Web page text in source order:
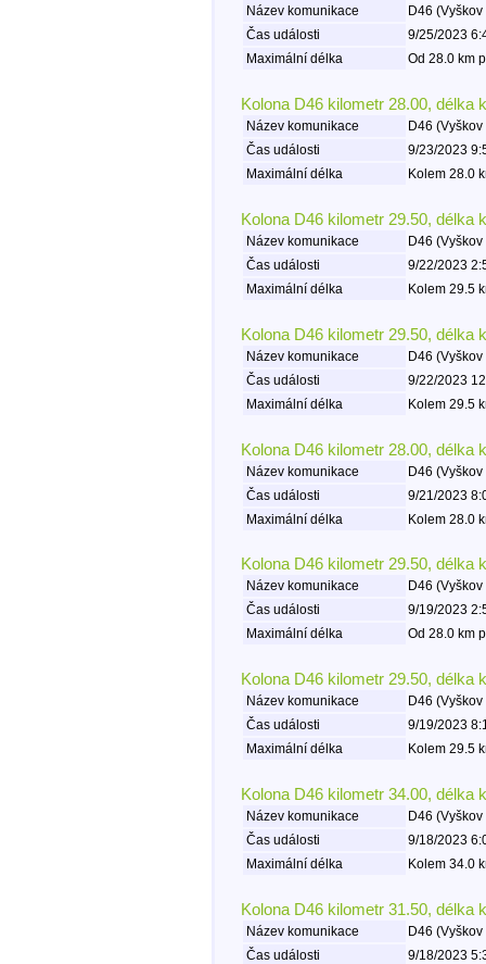
Název komunikace
D46
Čas události
9/25/2023
Maximální délka
Od 28.0 km
Kolona D46 kilometr 28.00, délka
Název komunikace
D46
Čas události
9/23/2023
Maximální délka
Kolem 28.0
Kolona D46 kilometr 29.50, délka
Název komunikace
D46
Čas události
9/22/2023
Maximální délka
Kolem 29.5
Kolona D46 kilometr 29.50, délka
Název komunikace
D46
Čas události
9/22/2023
Maximální délka
Kolem 29.5
Kolona D46 kilometr 28.00, délka
Název komunikace
D46
Čas události
9/21/2023
Maximální délka
Kolem 28.0
Kolona D46 kilometr 29.50, délka
Název komunikace
D46
Čas události
9/19/2023
Maximální délka
Od 28.0 km
Kolona D46 kilometr 29.50, délka
Název komunikace
D46
Čas události
9/19/2023
Maximální délka
Kolem 29.5
Kolona D46 kilometr 34.00, délka
Název komunikace
D46
Čas události
9/18/2023
Maximální délka
Kolem 34.0
Kolona D46 kilometr 31.50, délka
Název komunikace
D46
Čas události
9/18/2023